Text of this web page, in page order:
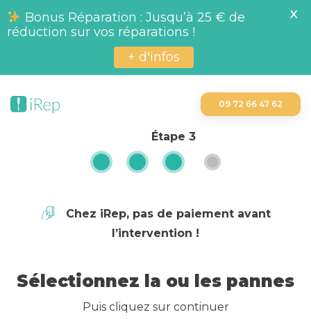
Étape 3
09 72 66 47 62
Chez iRep, pas de paiement avant
l’intervention !
Sélectionnez la ou les pannes
Puis cliquez sur continuer
Bonus Réparation : Jusqu’à 25 € de
réduction sur vos réparations !
+ d'infos
X